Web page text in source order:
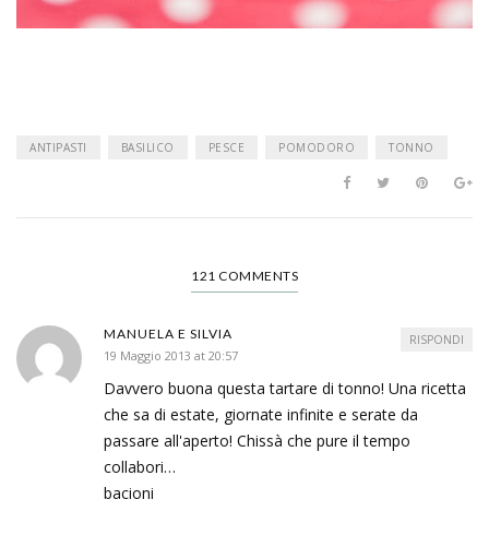
ANTIPASTI BASILICO PESCE POMODORO TONNO
121 COMMENTS
MANUELA E SILVIA
19 Maggio 2013 at 20:57
Davvero buona questa tartare di tonno! Una ricetta
che sa di estate, giornate infinite e serate da
passare all'aperto! Chissà che pure il tempo
collabori…
bacioni
RISPONDI